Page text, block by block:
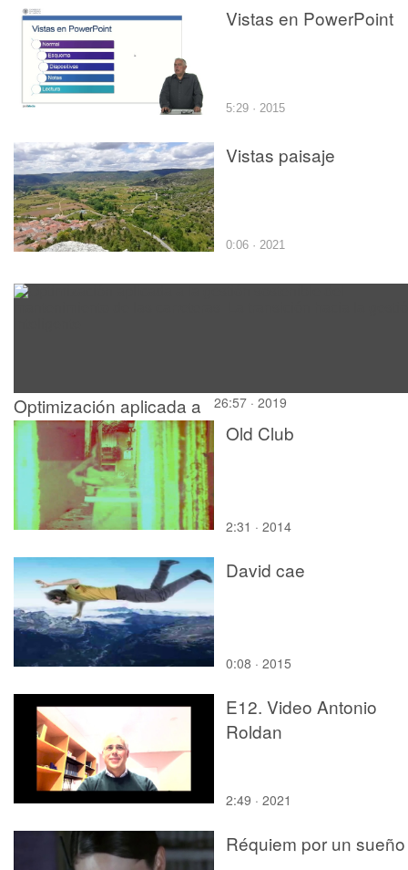
Vistas en PowerPoint
5:29 · 2015
Vistas paisaje
0:06 · 2021
Optimización aplicada a
la gestión sostenible del
mantenimiento de las
carreteras. La transición
hacia la gestión
inteligente.
26:57 · 2019
Old Club
2:31 · 2014
David cae
0:08 · 2015
E12. Video Antonio
Roldan
2:49 · 2021
Réquiem por un sueño